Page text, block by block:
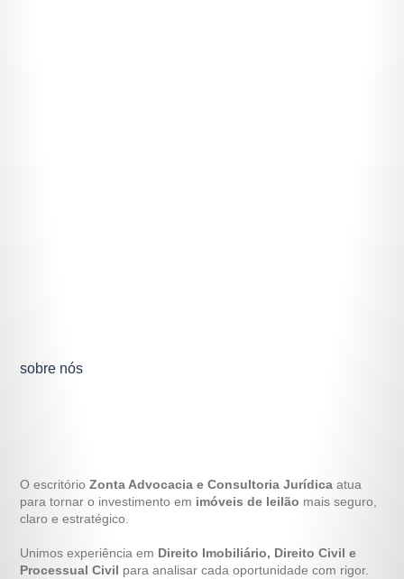
sobre nós
O escritórioZonta Advocacia e Consultoria Jurídica atua
para tornar o investimento em imóveis de leilão mais seguro,
claro e estratégico.
Unimos experiência em Direito Imobiliário, Direito Civil e
Processual Civil para analisar cada oportunidade com rigor.